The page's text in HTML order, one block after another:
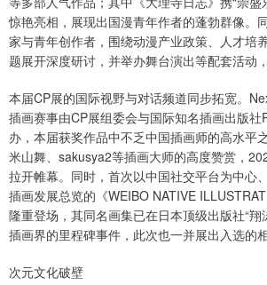
惊艳亮相，展现出国漫青年作者的蓬勃群像。
家与青年创作者，围绕动漫产业政策、人才培
题展开深度研讨，并举办舞台演出等配套活动
本届CP展的国际视野与对话频道同步拓宽。
插画赛事由CP展组委会与国际知名插画出版
办，本届获奖作品中不乏中国插画师的高水平
米山舞、sakusya2等插画大师的高度赞赏，
拉开帷幕。同时，首次以中国社交平台为中心
插画发展总览的《WEIBO NATIVE
隆重登场，其同名画集已在日本顶级出版社“翔
插画界的里程碑事件，此次也一并展出入选的相
次元文化破壁